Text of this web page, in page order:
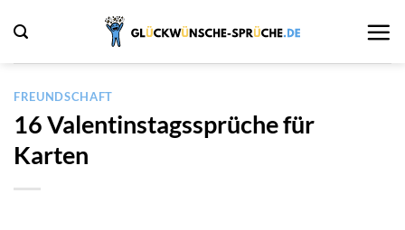
Inhalt
springen
FREUNDSCHAFT
16 Valentinstagssprüche für
Karten